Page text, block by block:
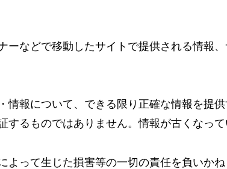
ーなどで移動したサイトで提供される情報
情報について、できる限り正確な情報を提
するものではありません。情報が古くなって
よって生じた損害等の一切の責任を負いか